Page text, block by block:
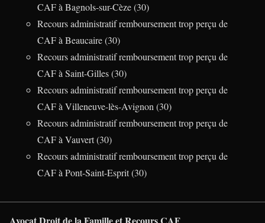
CAF à Bagnols-sur-Cèze (30)
Recours administratif remboursement trop perçu de
CAF à Beaucaire (30)
Recours administratif remboursement trop perçu de
CAF à Saint-Gilles (30)
Recours administratif remboursement trop perçu de
CAF à Villeneuve-lès-Avignon (30)
Recours administratif remboursement trop perçu de
CAF à Vauvert (30)
Recours administratif remboursement trop perçu de
CAF à Pont-Saint-Esprit (30)